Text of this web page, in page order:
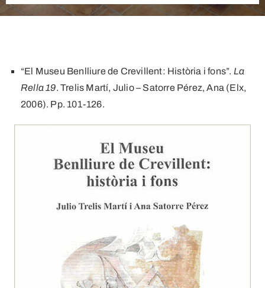
“El Museu Benlliure de Crevillent: Història i fons”. La
Rella 19. Trelis Martí, Julio – Satorre Pérez, Ana (Elx,
2006). Pp. 101-126.